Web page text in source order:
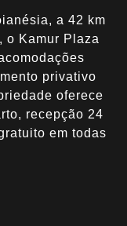
a 42 km
o Kamur Plaza
privativo
oferece
recepção 24
em todas